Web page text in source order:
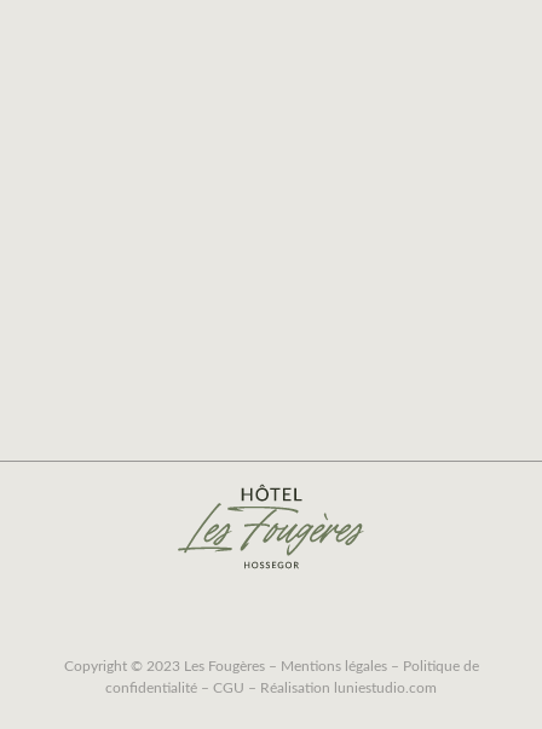
Copyright © 2023 Les Fougères – Mentions légales– Politique de
confidentialité – CGU – Réalisation luniestudio.com